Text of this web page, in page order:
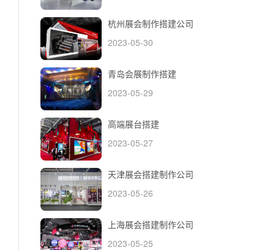
杭州展会制作搭建公司
2023-05-30
青岛会展制作搭建
2023-05-29
高端展台搭建
2023-05-27
天津展会搭建制作公司
2023-05-26
上海展会搭建制作公司
2023-05-25